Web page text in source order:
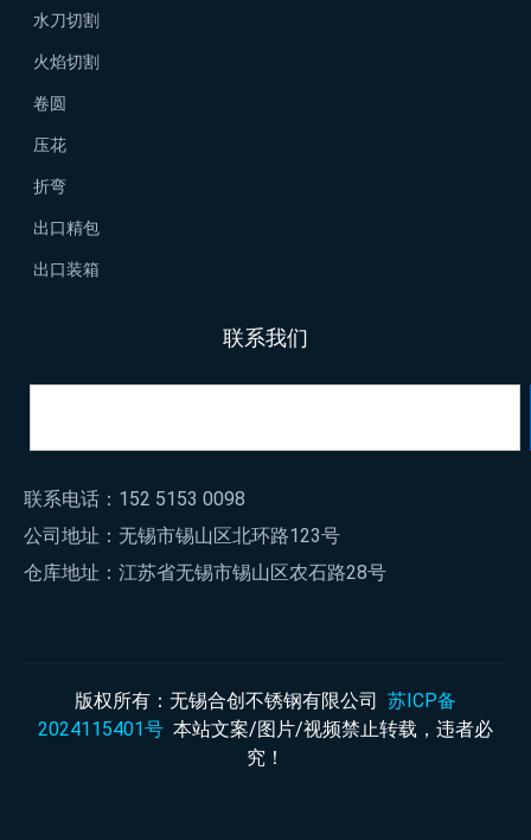
水刀切割
火焰切割
卷圆
压花
折弯
出口精包
出口装箱
联系我们
联系电话：152 5153 0098
公司地址：无锡市锡山区北环路123号
仓库地址：江苏省无锡市锡山区农石路28号
版权所有：无锡合创不锈钢有限公司
苏ICP备
2024115401号 本站文案/图片/视频禁止转载，违者必
究！